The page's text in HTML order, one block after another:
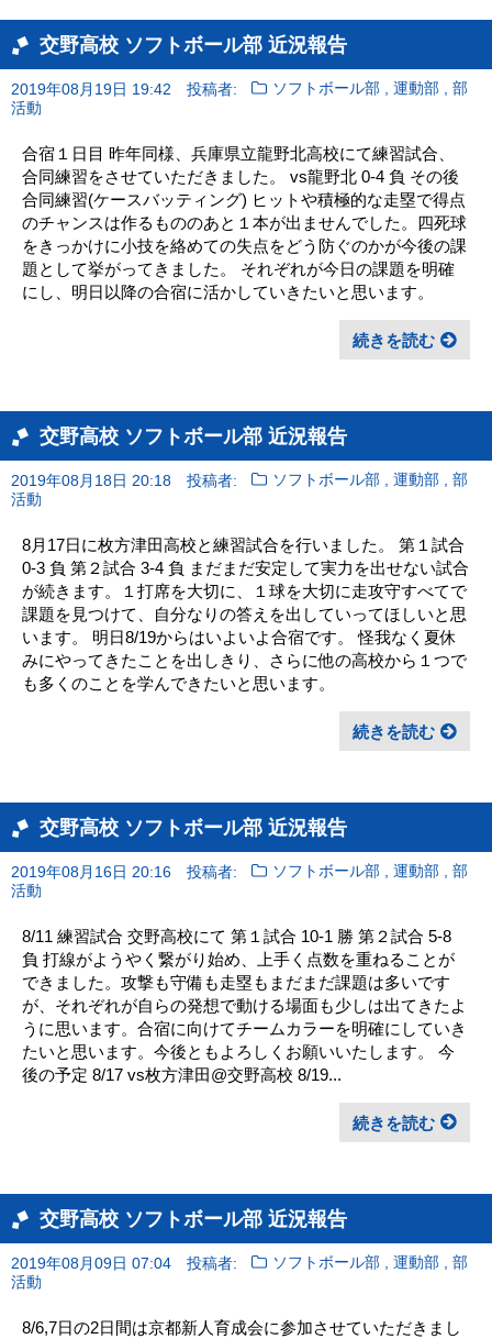
交野高校 ソフトボール部 近況報告
2019年08月19日 19:42 投稿者: ソフトボール部 ,運動部 ,部
活動
合宿１日目 昨年同様、兵庫県立龍野北高校にて練習試合、
合同練習をさせていただきました。 vs龍野北 0-4 負 その後
合同練習(ケースバッティング) ヒットや積極的な走塁で得点
のチャンスは作るもののあと１本が出ませんでした。四死球
をきっかけに小技を絡めての失点をどう防ぐのかが今後の課
題として挙がってきました。 それぞれが今日の課題を明確
にし、明日以降の合宿に活かしていきたいと思います。
続きを読む
交野高校 ソフトボール部 近況報告
2019年08月18日 20:18 投稿者: ソフトボール部 ,運動部 ,部
活動
8月17日に枚方津田高校と練習試合を行いました。 第１試合
0-3 負 第２試合 3-4 負 まだまだ安定して実力を出せない試合
が続きます。１打席を大切に、１球を大切に走攻守すべてで
課題を見つけて、自分なりの答えを出していってほしいと思
います。 明日8/19からはいよいよ合宿です。 怪我なく夏休
みにやってきたことを出しきり、さらに他の高校から１つで
も多くのことを学んできたいと思います。
続きを読む
交野高校 ソフトボール部 近況報告
2019年08月16日 20:16 投稿者: ソフトボール部 ,運動部 ,部
活動
8/11 練習試合 交野高校にて 第１試合 10-1 勝 第２試合 5-8
負 打線がようやく繋がり始め、上手く点数を重ねることが
できました。攻撃も守備も走塁もまだまだ課題は多いです
が、それぞれが自らの発想で動ける場面も少しは出てきたよ
うに思います。合宿に向けてチームカラーを明確にしていき
たいと思います。今後ともよろしくお願いいたします。 今
後の予定 8/17 vs枚方津田@交野高校 8/19...
続きを読む
交野高校 ソフトボール部 近況報告
2019年08月09日 07:04 投稿者: ソフトボール部 ,運動部 ,部
活動
8/6,7日の2日間は京都新人育成会に参加させていただきまし